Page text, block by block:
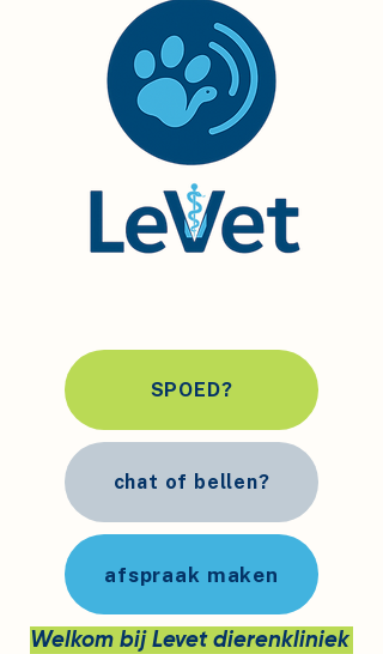
SPOED?
Welkom bij Levet dierenkliniek bv
chat of bellen?
afspraak maken